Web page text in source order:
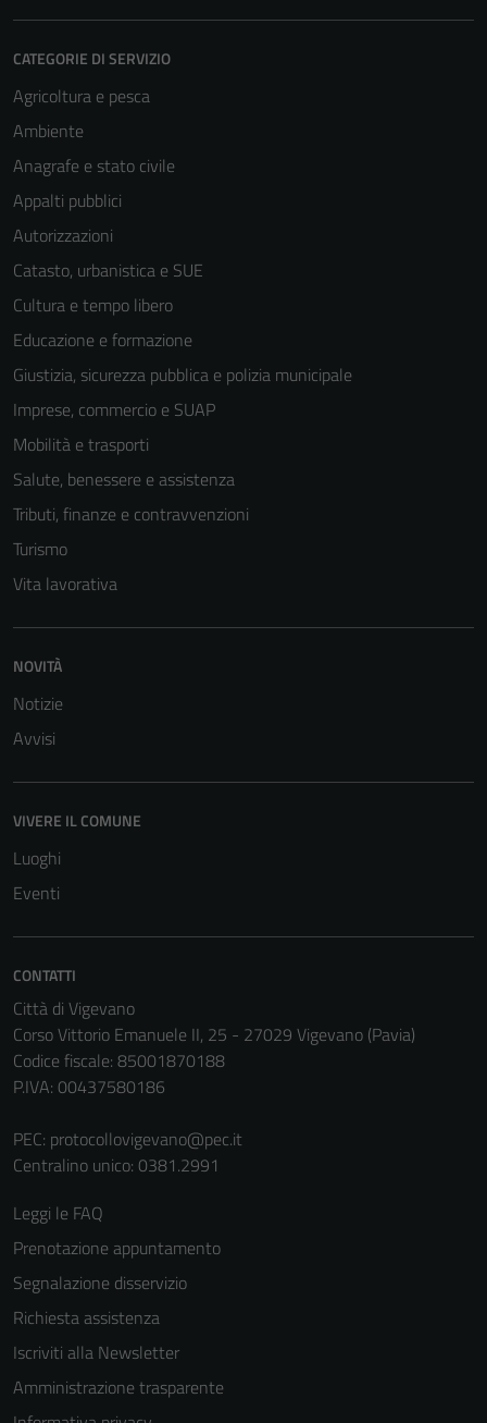
CATEGORIE DI SERVIZIO
Agricoltura e pesca
Ambiente
Anagrafe e stato civile
Appalti pubblici
Autorizzazioni
Catasto, urbanistica e SUE
Cultura e tempo libero
Educazione e formazione
Giustizia, sicurezza pubblica e polizia municipale
Imprese, commercio e SUAP
Mobilità e trasporti
Salute, benessere e assistenza
Tributi, finanze e contravvenzioni
Turismo
Vita lavorativa
NOVITÀ
Notizie
Avvisi
VIVERE IL COMUNE
Luoghi
Eventi
CONTATTI
Città di Vigevano
Corso Vittorio Emanuele II, 25 - 27029 Vigevano (Pavia)
Codice fiscale: 85001870188
P.IVA: 00437580186
PEC: protocollovigevano@pec.it
Centralino unico: 0381.2991
Leggi le FAQ
Prenotazione appuntamento
Segnalazione disservizio
Richiesta assistenza
Iscriviti alla Newsletter
Amministrazione trasparente